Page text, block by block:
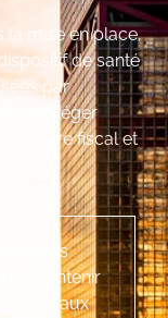
mise en place,
de santé
par
protéger
cadre fiscal et
vos
maintenir
liés aux